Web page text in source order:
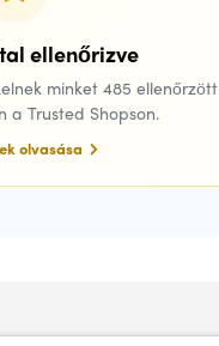
ellenőrizve
minket 485 ellenőrzött
a Trusted Shopson.
olvasása